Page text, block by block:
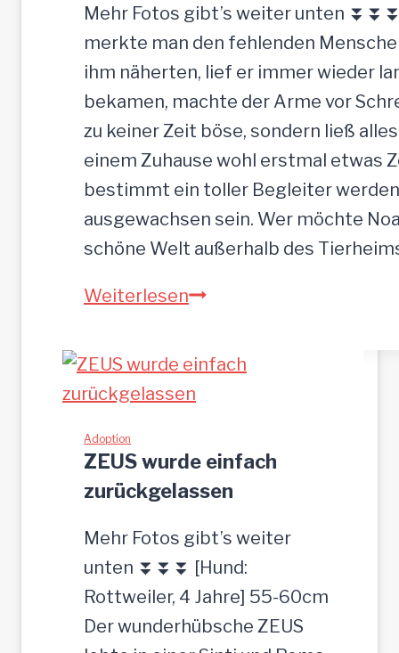
G
n
a
d
e
n
b
r
o
p
a
t
e
s
u
c
t
Mehr Fotos gibt’s weiter unten
merkte man den fehlenden
ihm näherten, lief er immer wieder
bekamen, machte der Arme vor
zu keiner Zeit böse, sondern ließ
einem Zuhause wohl erstmal etwas
bestimmt ein toller Begleiter
ausgewachsen sein. Wer möchte
schöne Welt außerhalb des
WeiterlesenN
A
ü
b
s
c
e
r
Adoption
ZEUS wurde einfach
zurückgelassen
Mehr Fotos gibt’s weiter
unten ⏬⏬⏬ [Hund:
Rottweiler, 4 Jahre] 55-60cm
Der wunderhübsche ZEUS